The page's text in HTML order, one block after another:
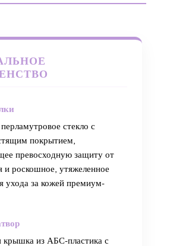
стекло с
покрытием,
превосходную защиту от
и роскошное, утяжеленное
ухода за кожей премиум-
из АБС-пластика с